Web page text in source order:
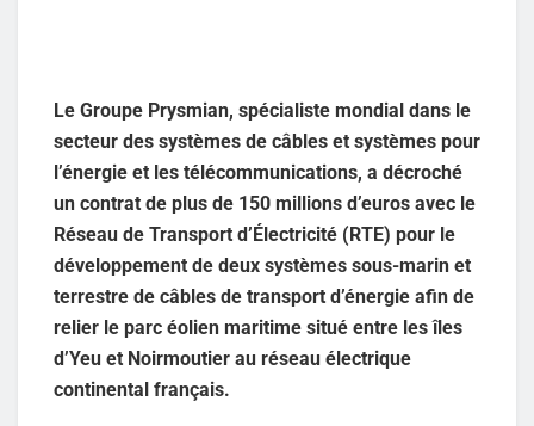
Le Groupe Prysmian, spécialiste mondial dans le
secteur des systèmes de câbles et systèmes pour
l’énergie et les télécommunications, a décroché
un contrat de plus de 150 millions d’euros avec le
Réseau de Transport d’Électricité (RTE) pour le
développement de deux systèmes sous-marin et
terrestre de câbles de transport d’énergie afin de
relier le parc éolien maritime situé entre les îles
d’Yeu et Noirmoutier au réseau électrique
continental français.